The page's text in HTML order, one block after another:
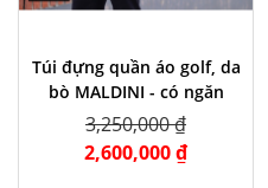
Túi đựng quần áo golf, da
bò MALDINI - có ngăn
đựng giày
3,250,000 ₫
2,600,000 ₫